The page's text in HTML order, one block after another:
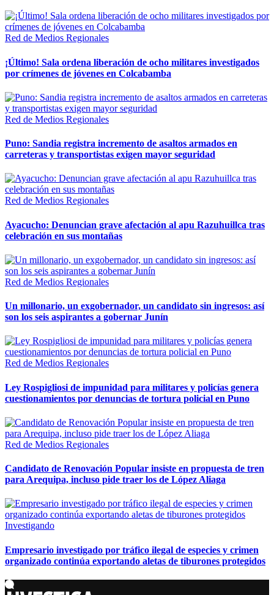
Red de Medios Regionales
¡Último! Sala ordena liberación de ocho militares investigados
por crímenes de jóvenes en Colcabamba
Red de Medios Regionales
Puno: Sandia registra incremento de asaltos armados en
carreteras y transportistas exigen mayor seguridad
Red de Medios Regionales
Ayacucho: Denuncian grave afectación al apu Razuhuillca tras
celebración en sus montañas
Red de Medios Regionales
Un millonario, un exgobernador, un candidato sin ingresos: así
son los seis aspirantes a gobernar Junín
Red de Medios Regionales
Ley Rospigliosi de impunidad para militares y policías genera
cuestionamientos por denuncias de tortura policial en Puno
Red de Medios Regionales
Candidato de Renovación Popular insiste en propuesta de tren
para Arequipa, incluso pide traer los de López Aliaga
Investigando
Empresario investigado por tráfico ilegal de especies y crimen
organizado continúa exportando aletas de tiburones protegidos